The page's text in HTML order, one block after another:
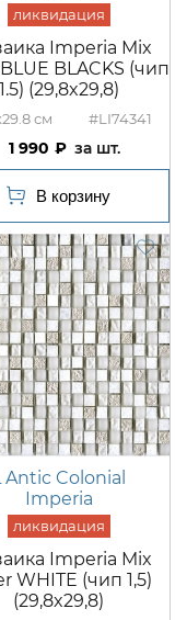
Imperia Mix
BLACKS (чип
1.5) (29,8x29,8)
#LI74341
1 990 шт.
Antic Colonial
Imperia
Imperia Mix
WHITE (чип 1,5)
(29,8x29,8)